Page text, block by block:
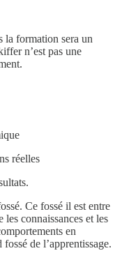
la formation sera un
n’est pas une
réelles
Ce fossé il est entre
connaissances et les
en
de l’apprentissage.